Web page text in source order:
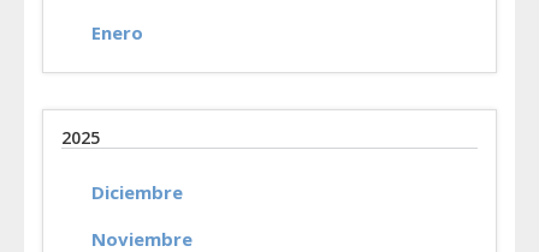
Enero
2025
Diciembre
Noviembre